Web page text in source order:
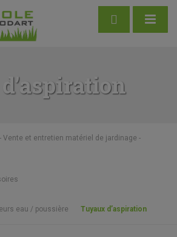
Vente et entretien matériel de jardinage -
eau / poussière Tuyaux d’aspiration